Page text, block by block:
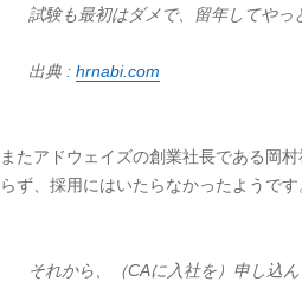
試験も最初はダメで、留年してやっ
出典 : hrnabi.com
またアドウェイズの創業社長である岡
らず、採用にはいたらなかったようです
それから、（CAに入社を）申し込